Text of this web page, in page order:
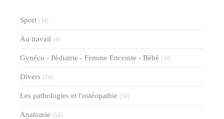
Sport (34)
Au travail (4)
Gynéco - Pédiatrie - Femme Enceinte - Bébé (34)
Divers (24)
Les pathologies et l'ostéopathie (58)
Anatomie (14)